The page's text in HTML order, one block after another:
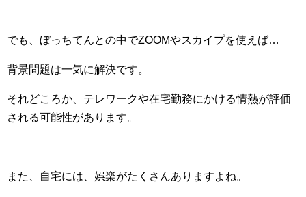
でも、ぼっちてんとの中でZOOMやスカイプを使えば…
背景問題は一気に解決です。
それどころか、テレワークや在宅勤務にかける情熱が評価
される可能性があります。
また、自宅には、娯楽がたくさんありますよね。